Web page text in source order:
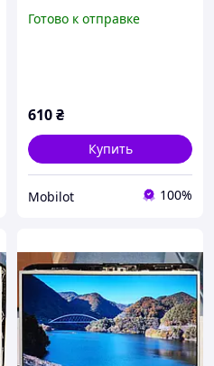
Готово к отправке
610₴
Купить
Mobilot 100%